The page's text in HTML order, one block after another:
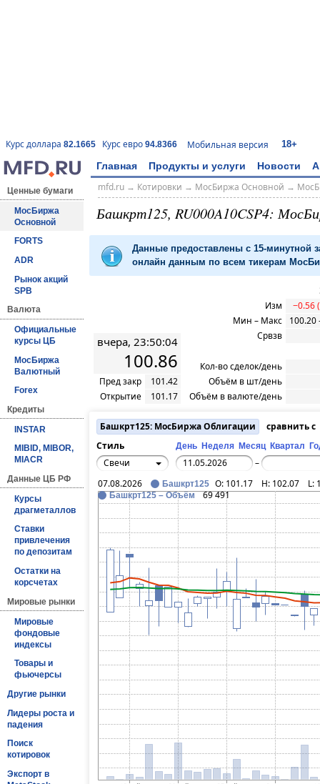
Курс доллара 82.1665 Курс евро 94.8366 Мобильная версия 18+
Главная Продукты и услуги Новости
Ценные бумаги
МосБиржа
Основной
FORTS
ADR
Рынок акций
SPB
Валюта
Официальные
курсы ЦБ
МосБиржа
Валютный
Forex
Кредиты
INSTAR
MIBID, MIBOR,
MIACR
Данные ЦБ РФ
Курсы
драгметаллов
Ставки
привлечения
по депозитам
Остатки на
корсчетах
Мировые рынки
Мировые
фондовые
индексы
Товары и
фьючерсы
Другие рынки
Лидеры роста и
падения
Поиск
котировок
Экспорт в
mfd.ru→ Котировки → МосБиржа Основной →
Башкрт125, RU000A10CSP4:
Данные предоставлены с 15-минутной
онлайн данным по всем тикерам
вчера, 23:50:04
100.86
Пред закр
101.42
Открытие
101.17
Изм
−0.56
Мин – Макс
100.20
Срвзв
Кол-во сделок/день
Объём в шт/день
Объём в валюте/день
Башкрт125: МосБиржа Облигации
сравнить с
Стиль
День Неделя Месяц Квартал
Свечи
–
07.08.2026
Башкрт125 O: 101.17 H: 102.07 L:
Башкрт125 – Объём 69 491